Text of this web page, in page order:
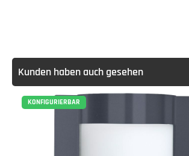
Kunden haben auch gesehen
KONFIGURIERBAR